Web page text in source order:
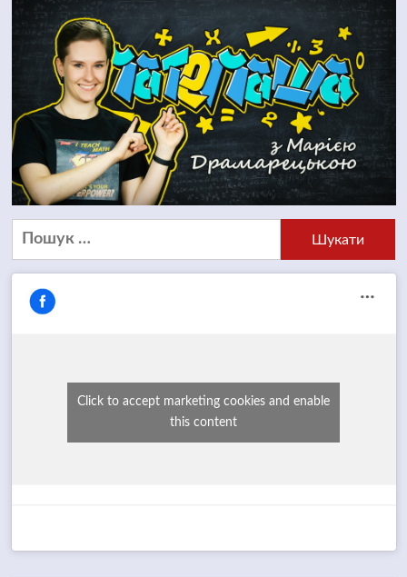
Пошук:
Click to accept marketing cookies and enable
this content